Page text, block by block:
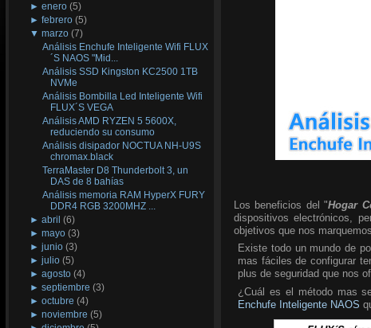
►enero (5)
►febrero (5)
▼marzo (7)
Análisis Enchufe Inteligente Wifi FLUX
´S NAOS "Mid...
Análisis SSD Kingston KC2500 1TB
NVMe
Análisis Bombilla Led Inteligente Wifi
FLUX´S VEGA
Análisis AMD RYZEN 5 5600X,
reduciendo su consumo
Análisis disipador NOCTUA NH-U9S
chromax.black
TerraMaster D8 Thunderbolt 3, un
DAS de 8 bahías
Análisis memoria RAM HyperX FURY
DDR4 RGB 3200MHZ ...
►abril (6)
►mayo (3)
►junio (3)
►julio (5)
►agosto (4)
►septiembre (3)
►octubre (4)
►noviembre (5)
Los beneficios del "Hogar
dispositivos electrónicos,
objetivos que nos
Existe todo un mundo de
mas fáciles de configurar
plus de seguridad que nos
¿Cuál es el método mas
Enchufe Inteligente NAOS